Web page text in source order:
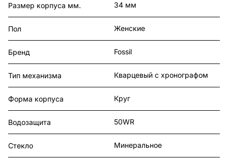
Размер корпуса мм. 34 мм
Пол Женские
Бренд Fossil
Тип механизма Кварцевый с хронографом
Форма корпуса Круг
Водозащита 50WR
Стекло Минеральное